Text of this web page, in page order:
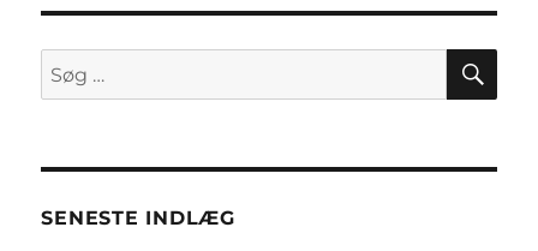
Søg
efter:
SENESTE INDLÆG